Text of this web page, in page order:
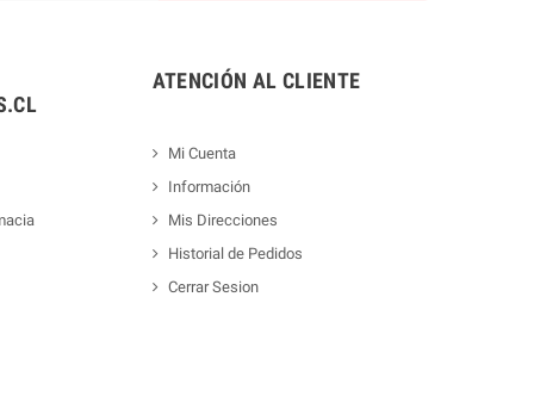
ATENCIÓN AL CLIENTE
Mi Cuenta
Información
Mis Direcciones
Historial de Pedidos
Cerrar Sesion